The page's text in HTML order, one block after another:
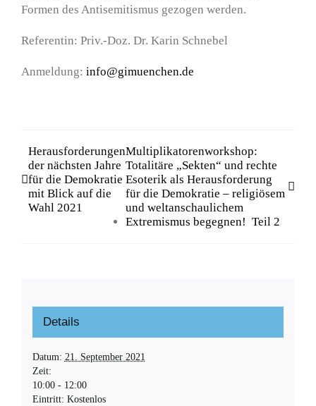
Formen des Antisemitismus gezogen werden.
Referentin: Priv.-Doz. Dr. Karin Schnebel
Anmeldung: info@gimuenchen.de
Herausforderungen
der nächsten Jahre
für die Demokratie
mit Blick auf die
Wahl 2021
Multiplikatorenworkshop:
Totalitäre „Sekten“ und rechte
Esoterik als Herausforderung
für die Demokratie – religiösem
und weltanschaulichem
Extremismus begegnen! Teil 2
Details
Datum: 21. September 2021
Zeit:
10:00 - 12:00
Eintritt: Kostenlos